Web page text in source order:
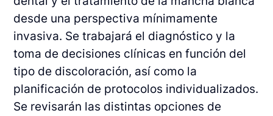
desde una perspectiva mínimamente
invasiva. Se trabajará el diagnóstico y la
toma de decisiones clínicas en función del
tipo de discoloración, así como la
planificación de protocolos individualizados.
Se revisarán las distintas opciones de